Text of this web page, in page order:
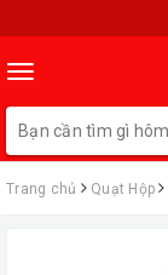
Toggle
navigation
Trang chủ Quạt Hộp